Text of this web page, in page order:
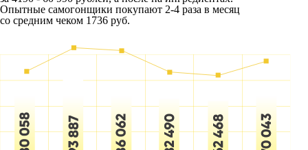
Опытные самогонщики покупают 2-4 раза в месяц
со средним чеком 1736 руб.